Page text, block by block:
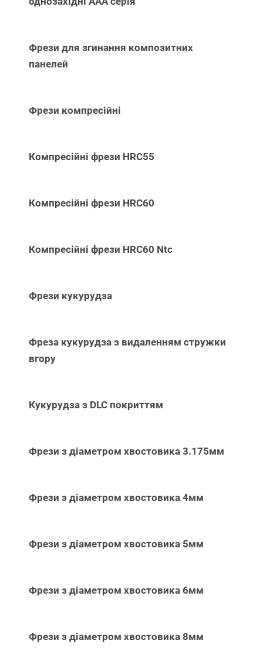
Фрези для згинання композитних
панелей
Фрези компресійні
Компресійні фрези HRC55
Компресійні фрези HRC60
Компресійні фрези HRC60 Ntc
Фрези кукурудза
Фреза кукурудза з видаленням стружки
вгору
Кукурудза з DLC покриттям
Фрези з діаметром хвостовика 3.175мм
Фрези з діаметром хвостовика 4мм
Фрези з діаметром хвостовика 5мм
Фрези з діаметром хвостовика 6мм
Фрези з діаметром хвостовика 8мм